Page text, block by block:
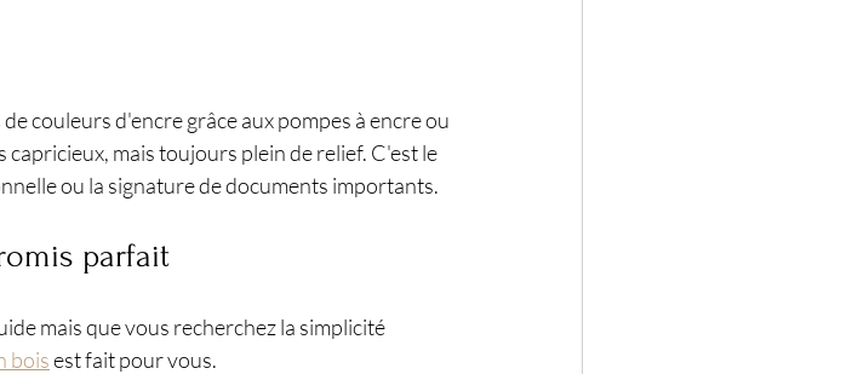
couleurs d'encre grâce aux pompes à encre ou
mais toujours plein de relief. C'est le
ou la signature de documents importants.
parfait
mais que vous recherchez la simplicité
bois est fait pour vous.